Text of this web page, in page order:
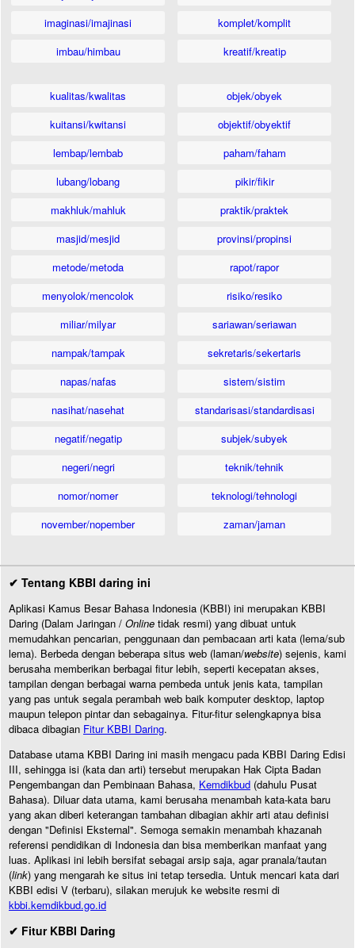
imaginasi/imajinasi
imbau/himbau
komplet/komplit
kreatif/kreatip
kualitas/kwalitas
kuitansi/kwitansi
lembap/lembab
lubang/lobang
makhluk/mahluk
masjid/mesjid
metode/metoda
menyolok/mencolok
miliar/milyar
nampak/tampak
napas/nafas
nasihat/nasehat
negatif/negatip
negeri/negri
nomor/nomer
november/nopember
objek/obyek
objektif/obyektif
paham/faham
pikir/fikir
praktik/praktek
provinsi/propinsi
rapot/rapor
risiko/resiko
sariawan/seriawan
sekretaris/sekertaris
sistem/sistim
standarisasi/standardisasi
subjek/subyek
teknik/tehnik
teknologi/tehnologi
zaman/jaman
✔ Tentang KBBI daring ini
Aplikasi Kamus Besar Bahasa Indonesia (KBBI) ini merupakan KBBI
Daring (Dalam Jaringan / Online tidak resmi) yang dibuat untuk
memudahkan pencarian, penggunaan dan pembacaan arti kata (lema/sub
lema). Berbeda dengan beberapa situs web (laman/website) sejenis, kami
berusaha memberikan berbagai fitur lebih, seperti kecepatan akses,
tampilan dengan berbagai warna pembeda untuk jenis kata, tampilan
yang pas untuk segala perambah web baik komputer desktop, laptop
maupun telepon pintar dan sebagainya. Fitur-fitur selengkapnya bisa
dibaca dibagian Fitur KBBI Daring.
Database utama KBBI Daring ini masih mengacu pada KBBI Daring Edisi
III, sehingga isi (kata dan arti) tersebut merupakan Hak Cipta Badan
Pengembangan dan Pembinaan Bahasa, Kemdikbud (dahulu Pusat
Bahasa). Diluar data utama, kami berusaha menambah kata-kata baru
yang akan diberi keterangan tambahan dibagian akhir arti atau definisi
dengan "Definisi Eksternal". Semoga semakin menambah khazanah
referensi pendidikan di Indonesia dan bisa memberikan manfaat yang
luas. Aplikasi ini lebih bersifat sebagai arsip saja, agar pranala/tautan
(link) yang mengarah ke situs ini tetap tersedia. Untuk mencari kata dari
KBBI edisi V (terbaru), silakan merujuk ke website resmi di
kbbi.kemdikbud.go.id
✔ Fitur KBBI Daring